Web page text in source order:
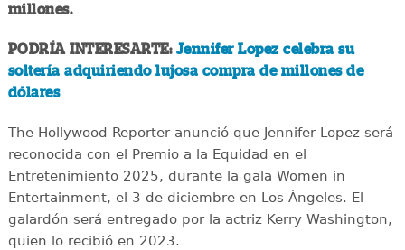
millones.
PODRÍA INTERESARTE: Jennifer Lopez celebra su
soltería adquiriendo lujosa compra de millones de
dólares
The Hollywood Reporter anunció que Jennifer Lopez será
reconocida con el Premio a la Equidad en el
Entretenimiento 2025, durante la gala Women in
Entertainment, el 3 de diciembre en Los Ángeles. El
galardón será entregado por la actriz Kerry Washington,
quien lo recibió en 2023.